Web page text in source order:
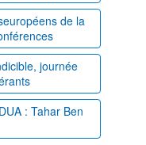
de la
journée
: Tahar Ben